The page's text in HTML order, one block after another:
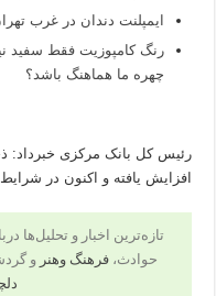
ایمپلنت دندان در غرب
رنگ کامپوزیت فقط سفید
چهره ما هماهنگ باشد؟
افزایش یافته و اکنون در
تازه‌ترین اخبار و تحلیل‌ها
حوادث، فرهنگ وهنر و